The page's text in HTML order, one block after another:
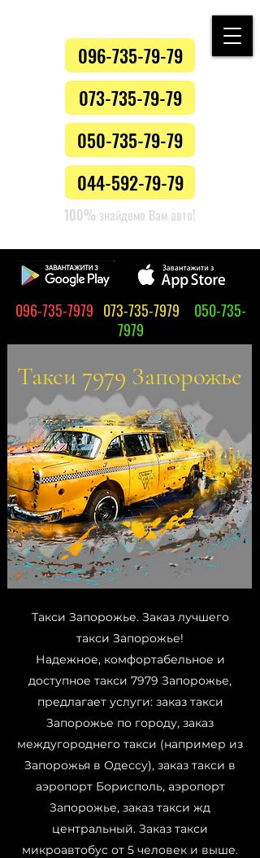
096-735-79-79
073-735-79-79
050-735-79-79
044-592-79-79
100% знайдемо Вам авто!
096-735-7979 073-735-7979
050-735-
7979
Такси 7979 Запорожье
Такси Запорожье. Заказ лучшего
такси Запорожье!
Надежное, комфортабельное и
доступное такси 7979 Запорожье,
предлагает услуги: заказ такси
Запорожье по городу, заказ
междугороднего такси (например из
Запорожья в Одессу), заказ такси в
аэропорт Борисполь, аэропорт
Запорожье, заказ такси жд
центральный. Заказ такси
микроавтобус от 5 человек и выше.